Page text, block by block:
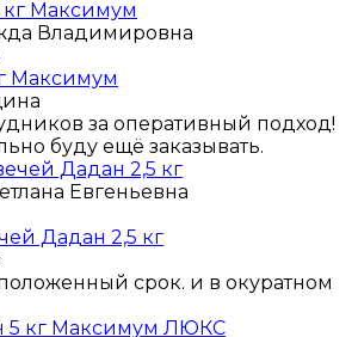
Владимировна
Максимум
за оперативный подход!
буду ещё заказывать.
Евгеньевна
Дадан 2,5 кг
срок. и в окуратном